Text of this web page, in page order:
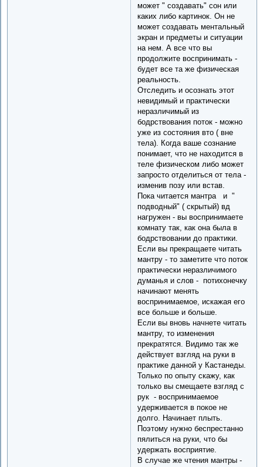
может " создавать" сон или
каких либо картинок. Он не
может создавать ментальный
экран и предметы и ситуации
на нем. А все что вы
продолжите воспринимать -
будет все та же физическая
реальность.
Отследить и осознать этот
невидимый и практически
неразличимый из
бодрствования поток - можно
уже из состояния вто ( вне
тела). Когда ваше сознание
понимает, что не находится в
теле физическом либо может
запросто отделиться от тела -
изменив позу или встав.
Пока читается мантра и "
подводный" ( скрытый) вд
нагружен - вы воспринимаете
комнату так, как она была в
бодрствовании до практики.
Если вы прекращаете читать
мантру - то заметите что поток
практически неразличимого
думанья и слов - потихонечку
начинают менять
воспринимаемое, искажая его
все больше и больше.
Если вы вновь начнете читать
мантру, то изменения
прекратятся. Видимо так же
действует взгляд на руки в
практике данной у Кастанеды.
Только по опыту скажу, как
только вы смещаете взгляд с
рук - воспринимаемое
удерживается в покое не
долго. Начинает плыть.
Поэтому нужно беспрестанно
пялиться на руки, что бы
удержать восприятие.
В случае же чтения мантры -